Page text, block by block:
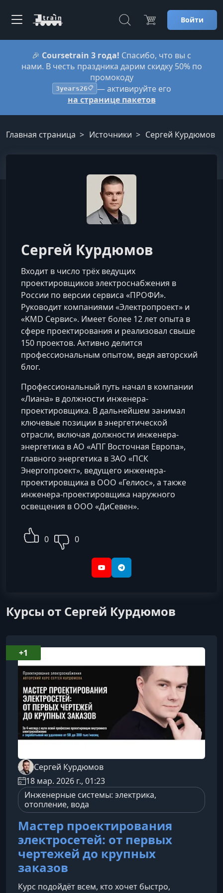
Войти
🎉 Coursetrain 3 года! Спасибо, что вы с
нами. В честь праздника дарим скидку 50% по
промокоду
3years26📋 — активируйте его
на странице пакетов
Главная страница Источники Сергей Курдюмов
Сергей Курдюмов
Входит в число трёх ведущих
проектировщиков электроснабжения в
России по версии сервиса «ПРОФИ».
Руководит компаниями «Электропроект» и
«KMD Сервис». Имеет более 12 лет опыта в
сфере проектирования и реализовал свыше
150 проектов. Активно делится
профессиональным опытом, ведя авторский
блог.
Профессиональный путь начал в компании
«Лиана» в должности инженера-
проектировщика. В дальнейшем занимал
ключевые позиции в энергетической
отрасли, включая должности инженера-
энергетика в АО «АПГ Восточная Европа»,
главного энергетика в ЗАО «ПСК
Энергопроект», ведущего инженера-
проектировщика в ООО «Гелиос», а также
инженера-проектировщика наружного
освещения в ООО «ДиСевен».
0 0
YouTubeTelegram
Курсы от Сергей Курдюмов
Сергей Курдюмов
18 мар. 2026 г., 01:23
Инженерные системы: электрика,
отопление, вода
Мастер проектирования
электросетей: от первых
чертежей до крупных
заказов
Курс подойдёт всем, кто хочет быстро,
+1